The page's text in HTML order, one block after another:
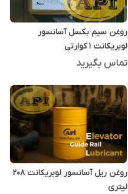
روغن سیم بکسل آسانسور
لوبریکانت 1 کوارتی
تماس بگیرید
روغن ریل آسانسور لوبریکانت 208
لیتری